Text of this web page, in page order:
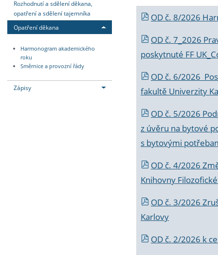
Rozhodnutí a sdělení děkana,
opatření a sdělení tajemníka
Opatření děkana
Harmonogram akademického
roku
Směrnice a provozní řády
Zápisy
OD č. 8/2026
OD č. 7_2026
poskytnuté FF
OD č. 6/2026
fakultě Univerzity
OD č. 5/2026
z úvěru na bytové
s bytovými
OD č. 4/2026
Knihovny
OD č. 3/2026
Karlovy
OD č. 2/2026 k